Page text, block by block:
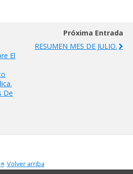
El
De
Próxima Entrada
RESUMEN MES DE JULIO.
Volver arriba